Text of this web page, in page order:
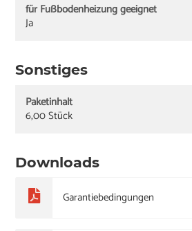
für Fußbodenheizung geeignet
Ja
Sonstiges
Paketinhalt
6,00 Stück
Downloads
Garantiebedingungen